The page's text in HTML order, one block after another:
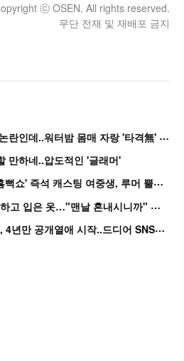
ⓒ OSEN. All rights reserved.
무단 전재 및 재배포 금지
비
비, 성행위 연상 안무로 논란인데..워터밤 몸매 자랑 '타격無' 근황
만하네..압도적인 '글래머'
“
연습생 아닙니다” 싸이 '흠뻑쇼' 즉석 캐스팅 여중생, 루머 뿔났다[Oh!쎈 이...
홍
진영, '임신설' 종결 작정하고 입은 옷…"맨날 혼내시니까" 억울
'
흑백' 김도윤♥배우 김서연, 4년만 공개열애 시작..드디어 SNS에 노출 [핫피...